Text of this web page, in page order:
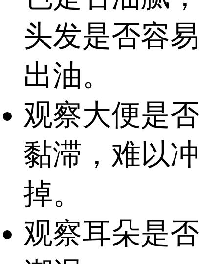
头发是否容易
出油。
观察大便是否
黏滞，难以冲
掉。
观察耳朵是否